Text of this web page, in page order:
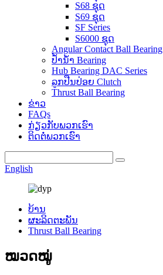
S68 ຊຸດ
S69 ຊຸດ
SF Series
S6000 ຊຸດ
Angular Contact Ball Bearing
ປ້ຳນ້ຳ Bearing
Hub Bearing DAC Series
ລູກປືນປ່ອຍ Clutch
Thrust Ball Bearing
ຂ່າວ
FAQs
ກ່ຽວກັບພວກເຮົາ
ຕິດຕໍ່ພວກເຮົາ
English
ບ້ານ
ຜະລິດຕະພັນ
Thrust Ball Bearing
ໝວດໝູ່